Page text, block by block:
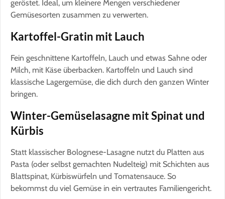
geröstet. Ideal, um kleinere Mengen verschiedener
Gemüsesorten zusammen zu verwerten.
Kartoffel-Gratin mit Lauch
Fein geschnittene Kartoffeln, Lauch und etwas Sahne oder
Milch, mit Käse überbacken. Kartoffeln und Lauch sind
klassische Lagergemüse, die dich durch den ganzen Winter
bringen.
Winter-Gemüselasagne mit Spinat und
Kürbis
Statt klassischer Bolognese-Lasagne nutzt du Platten aus
Pasta (oder selbst gemachten Nudelteig) mit Schichten aus
Blattspinat, Kürbiswürfeln und Tomatensauce. So
bekommst du viel Gemüse in ein vertrautes Familiengericht.